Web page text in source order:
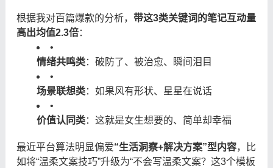
根据我对百篇爆款的分析， 带这3类关键词的笔记互动量
高出均值2.3倍：
•
情绪共鸣类：破防了、被治愈、瞬间泪目
•
场景联想类：如果风有形状、星星在说话
•
价值认同类：这就是女生想要的、简单却幸福
最近平台算法明显偏爱“生活洞察+解决方案”型内容，比
如将“温柔文案技巧”升级为“不会写温柔文案？这3个模板